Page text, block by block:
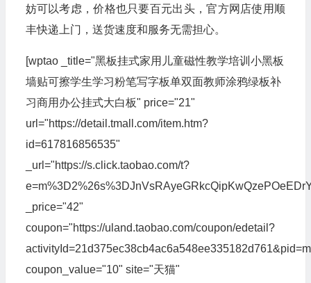
妨可以考虑，价格也只要百元出头，官方网店使用顺
丰快递上门，送货速度和服务无需担心。
[wptao _title="黑板挂式家用儿童磁性教学培训小黑板
墙贴可擦学生学习粉笔写字板单双面教师涂鸦绿板补
习商用办公挂式大白板" price="21"
url="https://detail.tmall.com/item.htm?
id=617816856535"
_url="https://s.click.taobao.com/t?
_price="42"
coupon="https://uland.taobao.com/coupon/edetail?
coupon_value="10" site="天猫"